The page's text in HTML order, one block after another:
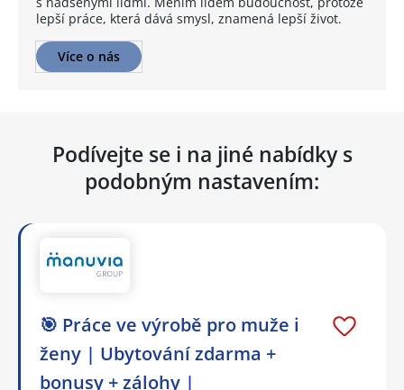
lepší práce, která dává smysl, znamená lepší život.
Více o nás
Podívejte se i na jiné nabídky s
podobným nastavením:
🎯 Práce ve výrobě pro muže i
ženy | Ubytování zdarma +
bonusy + zálohy |